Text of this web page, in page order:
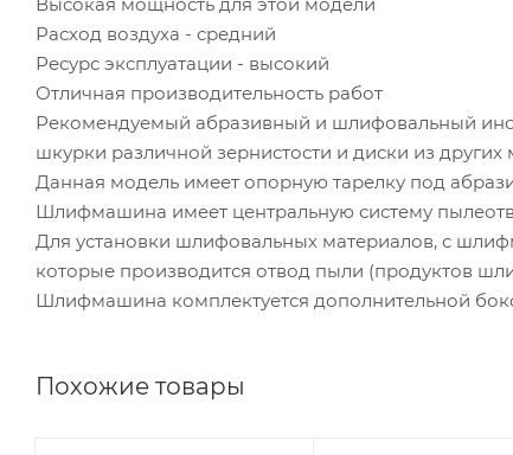
Расход воздуха - средний
Ресурс эксплуатации - высокий
Отличная производительность работ
Рекомендуемый абразивный и шлифовальный
шкурки различной зернистости и диски из других
Данная модель имеет опорную тарелку под
Шлифмашина имеет центральную систему
Для установки шлифовальных материалов, с
которые производится отвод пыли (продуктов
Шлифмашина комплектуется дополнительной
Похожие товары